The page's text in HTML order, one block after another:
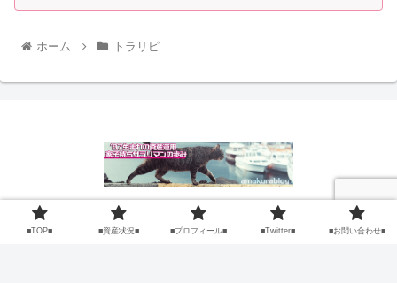
ホーム トラリピ
■TOP■
■資産状況■
■プロフィール■
■Twitter■
■TOP■ ■資産状況■ ■プロフィール■ ■Twitter■ ■お問い合わせ■